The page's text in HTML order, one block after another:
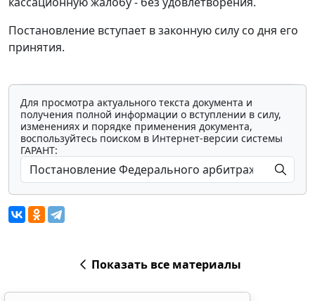
Постановление вступает в законную силу со дня его
принятия.
Для просмотра актуального текста документа и
получения полной информации о вступлении в силу,
изменениях и порядке применения документа,
воспользуйтесь поиском в Интернет-версии системы
ГАРАНТ:
Показать все материалы